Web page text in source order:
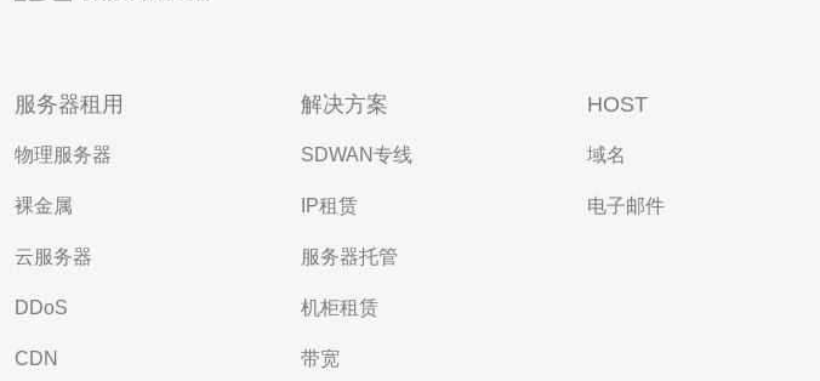
服务器租用
物理服务器
裸金属
云服务器
DDoS
CDN
解决方案
SDWAN专线
IP租赁
服务器托管
机柜租赁
带宽
HOST
域名
电子邮件